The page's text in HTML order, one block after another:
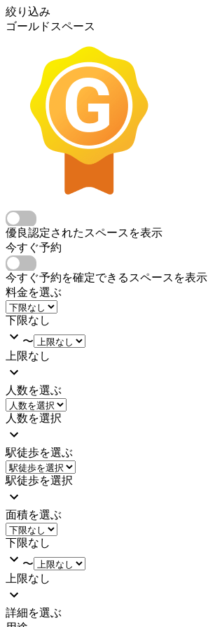
絞り込み
ゴールドスペース
優良認定されたスペースを表示
今すぐ予約
今すぐ予約を確定できるスペースを表示
料金を選ぶ
下限なし
〜
上限なし
人数を選ぶ
人数を選択
駅徒歩を選ぶ
駅徒歩を選択
面積を選ぶ
下限なし
〜
上限なし
詳細を選ぶ